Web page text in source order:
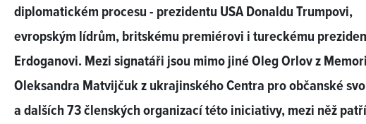
diplomatickém procesu - prezidentu USA Donaldu Trumpovi,
evropským lídrům, britskému premiérovi i tureckému
Erdoganovi. Mezi signatáři jsou mimo jiné Oleg Orlov z
Oleksandra Matvijčuk z ukrajinského Centra pro občanské
a dalších 73 členských organizací této iniciativy, mezi něž